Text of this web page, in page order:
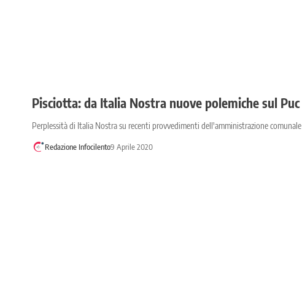
Pisciotta: da Italia Nostra nuove polemiche sul Puc
Perplessità di Italia Nostra su recenti provvedimenti dell'amministrazione comunale
Redazione Infocilento9 Aprile 2020